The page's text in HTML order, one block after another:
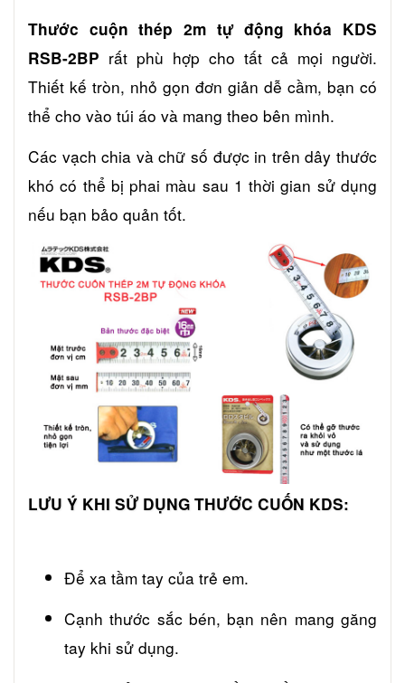
Thước cuộn thép 2m tự động khóa KDS
RSB-2BP rất phù hợp cho tất cả mọi người.
Thiết kế tròn, nhỏ gọn đơn giản dễ cầm, bạn có
thể cho vào túi áo và mang theo bên mình.
Các vạch chia và chữ số được in trên dây thước
khó có thể bị phai màu sau 1 thời gian sử dụng
nếu bạn bảo quản tốt.
LƯU Ý KHI SỬ DỤNG THƯỚC CUỐN KDS:
Để xa tầm tay của trẻ em.
Cạnh thước sắc bén, bạn nên mang găng
tay khi sử dụng.